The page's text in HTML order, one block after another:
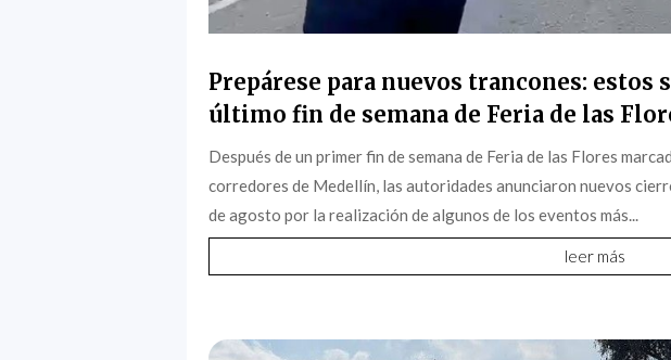
Prepárese para nuevos trancones:
último fin de semana de Feria de las
Después de un primer fin de semana de Feria de las Flores
corredores de Medellín, las autoridades anunciaron nuevos
de agosto por la realización de algunos de los eventos más...
leer más